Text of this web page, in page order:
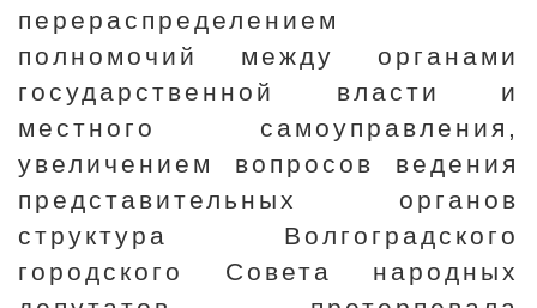
перераспределением
полномочий между органами
государственной власти и
местного самоуправления,
увеличением вопросов ведения
представительных органов
структура Волгоградского
городского Совета народных